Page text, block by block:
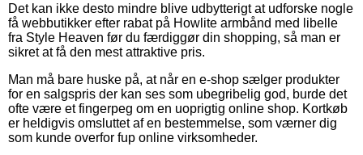
Det kan ikke desto mindre blive udbytterigt at udforske nogle
få webbutikker efter rabat på Howlite armbånd med libelle
fra Style Heaven før du færdiggør din shopping, så man er
sikret at få den mest attraktive pris.
Man må bare huske på, at når en e-shop sælger produkter
for en salgspris der kan ses som ubegribelig god, burde det
ofte være et fingerpeg om en uoprigtig online shop. Kortkøb
er heldigvis omsluttet af en bestemmelse, som værner dig
som kunde overfor fup online virksomheder.